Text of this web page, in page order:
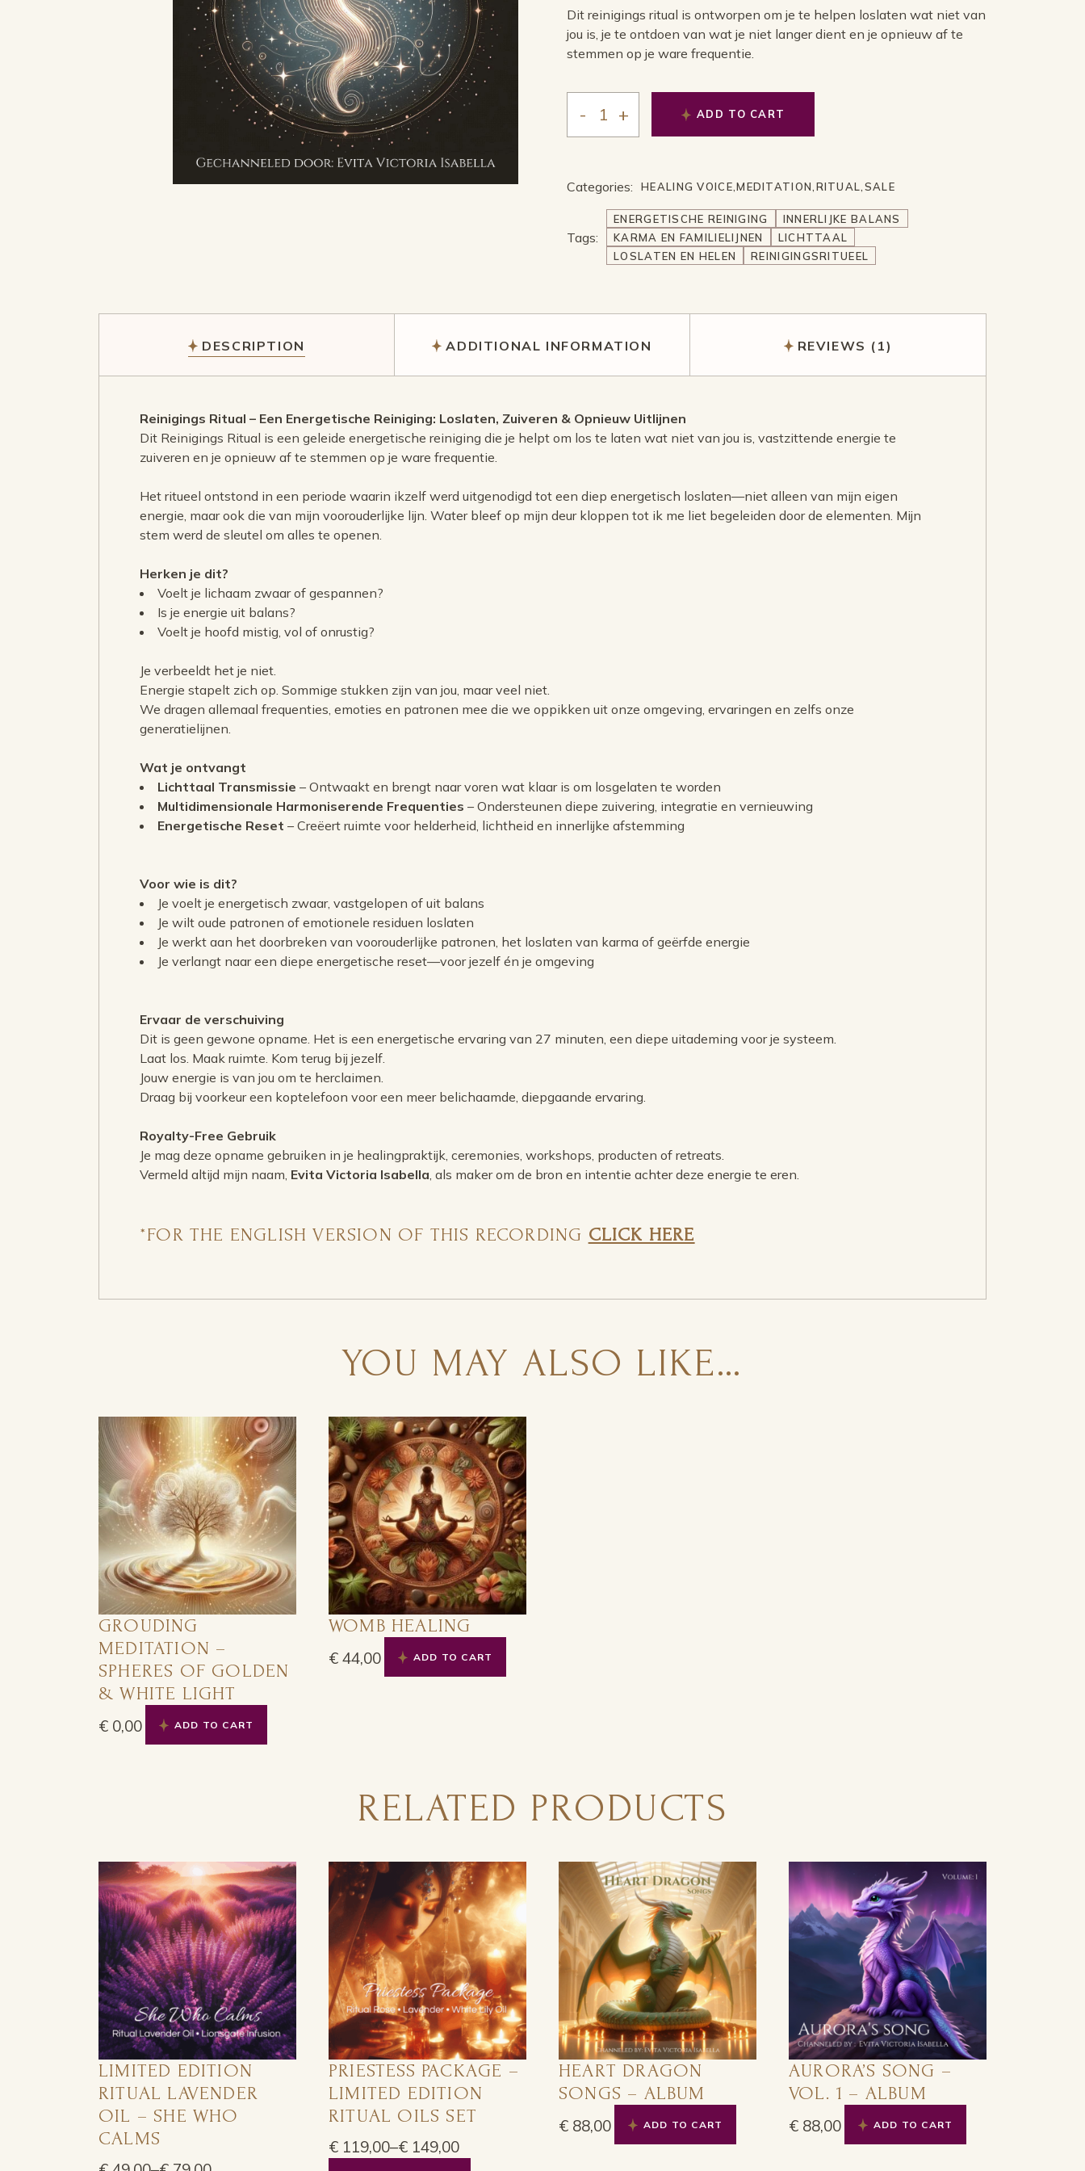
Dit reinigings ritual is ontworpen om je te helpen loslaten wat niet van
jou is, je te ontdoen van wat je niet langer dient en je opnieuw af te
stemmen op je ware frequentie.
Reinigings Ritual – Een Energetische Reset quantity
ADD TO CART
Categories: HEALING VOICE ,MEDITATION RITUAL SALE
Tags:
ENERGETISCHE REINIGING
INNERLIJKE BALANS
KARMA EN FAMILIELIJNEN
LICHTTAAL
LOSLATEN EN HELEN
REINIGINGSRITUEEL
DESCRIPTION ADDITIONAL INFORMATION REVIEWS (1)
Reinigings Ritual – Een Energetische Reiniging: Loslaten, Zuiveren & Opnieuw Uitlijnen
Dit Reinigings Ritual is een geleide energetische reiniging die je helpt om los te laten wat niet van jou is, vastzittende energie te
zuiveren en je opnieuw af te stemmen op je ware frequentie.
Het ritueel ontstond in een periode waarin ikzelf werd uitgenodigd tot een diep energetisch loslaten—niet alleen van mijn eigen
energie, maar ook die van mijn voorouderlijke lijn. Water bleef op mijn deur kloppen tot ik me liet begeleiden door de elementen. Mijn
stem werd de sleutel om alles te openen.
Herken je dit?
Voelt je lichaam zwaar of gespannen?
Is je energie uit balans?
Voelt je hoofd mistig, vol of onrustig?
Je verbeeldt het je niet.
Energie stapelt zich op. Sommige stukken zijn van jou, maar veel niet.
We dragen allemaal frequenties, emoties en patronen mee die we oppikken uit onze omgeving, ervaringen en zelfs onze
generatielijnen.
Wat je ontvangt
Lichttaal Transmissie – Ontwaakt en brengt naar voren wat klaar is om losgelaten te worden
Multidimensionale Harmoniserende Frequenties – Ondersteunen diepe zuivering, integratie en vernieuwing
Energetische Reset – Creëert ruimte voor helderheid, lichtheid en innerlijke afstemming
Voor wie is dit?
Je voelt je energetisch zwaar, vastgelopen of uit balans
Je wilt oude patronen of emotionele residuen loslaten
Je werkt aan het doorbreken van voorouderlijke patronen, het loslaten van karma of geërfde energie
Je verlangt naar een diepe energetische reset—voor jezelf én je omgeving
Ervaar de verschuiving
Dit is geen gewone opname. Het is een energetische ervaring van 27 minuten, een diepe uitademing voor je systeem.
Laat los. Maak ruimte. Kom terug bij jezelf.
Jouw energie is van jou om te herclaimen.
Draag bij voorkeur een koptelefoon voor een meer belichaamde, diepgaande ervaring.
Royalty-Free Gebruik
Je mag deze opname gebruiken in je healingpraktijk, ceremonies, workshops, producten of retreats.
Vermeld altijd mijn naam, Evita Victoria Isabella, als maker om de bron en intentie achter deze energie te eren.
*FOR THE ENGLISH VERSION OF THIS RECORDING CLICK HERE
YOU MAY ALSO LIKE…
GROUDING
MEDITATION –
SPHERES OF GOLDEN
& WHITE LIGHT
€ 0,00 ADD TO CART
WOMB HEALING
€ 44,00 ADD TO CART
RELATED PRODUCTS
LIMITED EDITION
RITUAL LAVENDER
OIL – SHE WHO
CALMS
PRIESTESS PACKAGE –
LIMITED EDITION
RITUAL OILS SET
€ 119,00–€ 149,00
Price
HEART DRAGON
SONGS – ALBUM
€ 88,00 ADD TO CART
AURORA’S SONG –
VOL. 1 – ALBUM
€ 88,00 ADD TO CART